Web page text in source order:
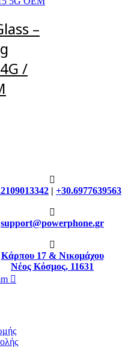
–
/
+30.6977639563
support@powerphone.gr
Κάρπου 17 & Νικομάχου
Νέος Κόσμος, 11631